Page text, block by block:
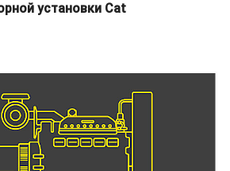
установки Cat